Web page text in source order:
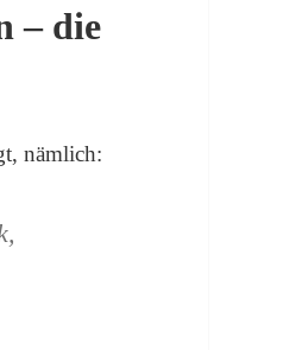
– die
nämlich: